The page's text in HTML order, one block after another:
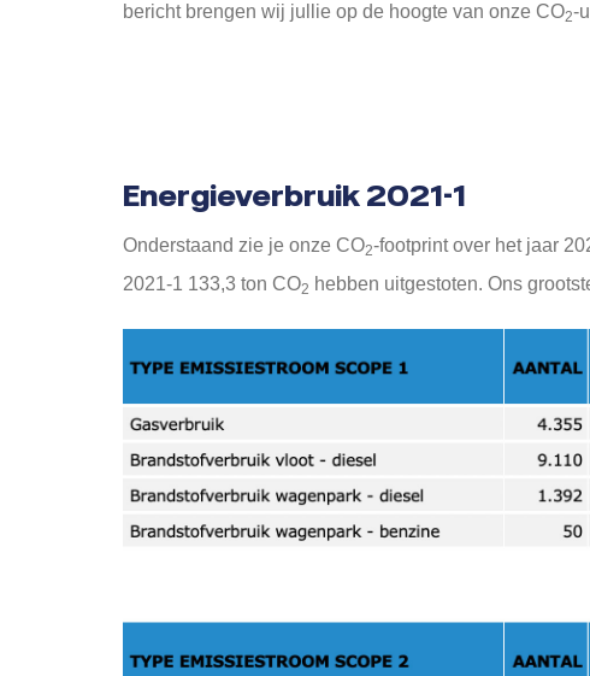
bericht brengen wij jullie op de hoogte van onze CO2-
Energieverbruik 2021-1
Onderstaand zie je onze CO2-footprint over het jaar
2021-1 133,3 ton CO2 hebben uitgestoten. Ons